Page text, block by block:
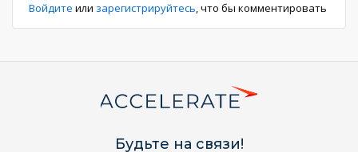
Войдите или зарегистрируйтесь, что бы комментировать
Будьте на связи!